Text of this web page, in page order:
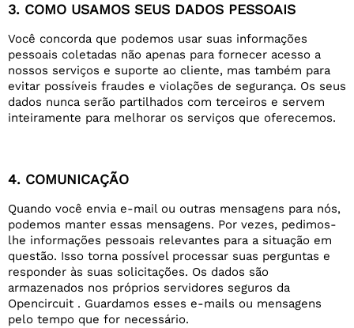
3. COMO USAMOS SEUS DADOS PESSOAIS
Você concorda que podemos usar suas informações
pessoais coletadas não apenas para fornecer acesso a
nossos serviços e suporte ao cliente, mas também para
evitar possíveis fraudes e violações de segurança. Os seus
dados nunca serão partilhados com terceiros e servem
inteiramente para melhorar os serviços que oferecemos.
4. COMUNICAÇÃO
Quando você envia e-mail ou outras mensagens para nós,
podemos manter essas mensagens. Por vezes, pedimos-
lhe informações pessoais relevantes para a situação em
questão. Isso torna possível processar suas perguntas e
responder às suas solicitações. Os dados são
armazenados nos próprios servidores seguros da
Opencircuit . Guardamos esses e-mails ou mensagens
pelo tempo que for necessário.